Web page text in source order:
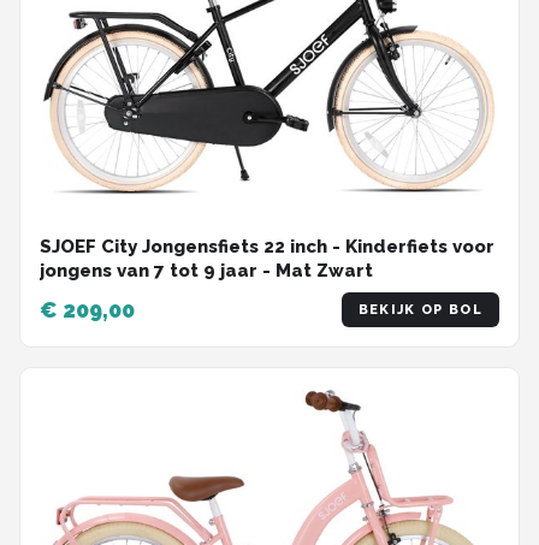
SJOEF City Jongensfiets 22 inch - Kinderfiets voor
jongens van 7 tot 9 jaar - Mat Zwart
€ 209,00 BEKIJK OP BOL